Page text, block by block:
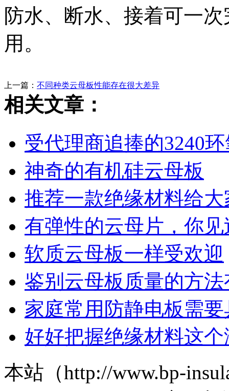
防水、断水、接着可一
用。
上一篇： 不同种类云母板性能存在很大差异
相关文章：
受代理商追捧的3240
神奇的有机硅云母板
推荐一款绝缘材料给大
有弹性的云母片，你
软质云母板一样受欢迎
鉴别云母板质量的方
家庭常用防静电板需
好好把握绝缘材料这
本站（http://www.bp-